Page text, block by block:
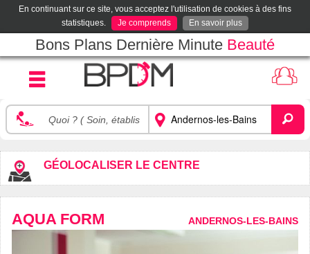
En continuant sur ce site, vous acceptez l'utilisation de cookies à des fins
statistiques.
Je comprends En savoir plus
Bons Plans Dernière Minute Beauté
GÉOLOCALISER LE CENTRE
AQUA FORM ANDERNOS-LES-BAINS